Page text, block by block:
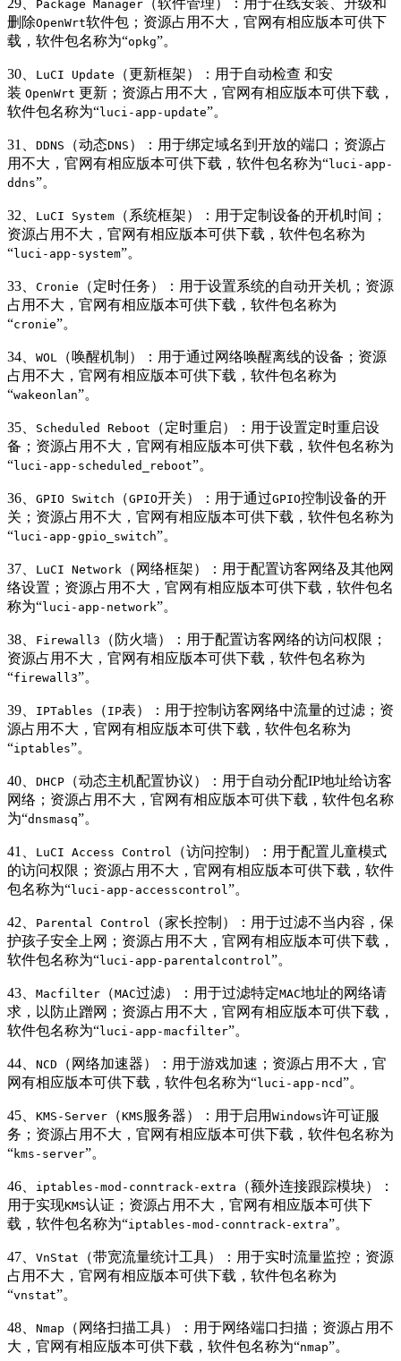
29、 Package Manager （软件管理）：用于在线安装、升级和
删除OpenWrt软件包；资源占用不大，官网有相应版本可供下
载，软件包名称为“opkg”。
30、 LuCI Update
（更新框架）：用于自动检查 和安
装 OpenWrt 更新；资源占用不大，官网有相应版本可供下载，
软件包名称为“luci-app-update”。
31、 DDNS （动态DNS ）：用于绑定域名到开放的端口；资源占
用不大，官网有相应版本可供下载，软件包名称为“luci-app-
ddns”。
32、 LuCI System （系统框架）：用于定制设备的开机时间；
资源占用不大，官网有相应版本可供下载，软件包名称为
“luci-app-system”。
33、 Cronie
（定时任务）：用于设置系统的自动开关机；资源
占用不大，官网有相应版本可供下载，软件包名称为
“cronie”。
34、 WOL （唤醒机制）：用于通过网络唤醒离线的设备；资源
占用不大，官网有相应版本可供下载，软件包名称为
“wakeonlan”。
35、 Scheduled Reboot
（定时重启）：用于设置定时重启设
备；资源占用不大，官网有相应版本可供下载，软件包名称为
“luci-app-scheduled_reboot”。
36、 GPIO Switch （GPIO开关）：用于通过GPIO控制设备的开
关；资源占用不大，官网有相应版本可供下载，软件包名称为
“luci-app-gpio_switch”。
37、 LuCI Network （网络框架）：用于配置访客网络及其他网
络设置；资源占用不大，官网有相应版本可供下载，软件包名
称为“luci-app-network”。
38、 Firewall3
（防火墙）：用于配置访客网络的访问权限；
资源占用不大，官网有相应版本可供下载，软件包名称为
“firewall3”。
39、 IPTables （ IP表）：用于控制访客网络中流量的过滤；资
源占用不大，官网有相应版本可供下载，软件包名称为
“iptables”。
40、 DHCP （动态主机配置协议）：用于自动分配IP地址给访客
网络；资源占用不大，官网有相应版本可供下载，软件包名称
为“dnsmasq”。
41、 LuCI Access Control
（访问控制）：用于配置儿童模式
的访问权限；资源占用不大，官网有相应版本可供下载，软件
包名称为“luci-app-accesscontrol”。
42、 Parental Control
（家长控制）：用于过滤不当内容，保
护孩子安全上网；资源占用不大，官网有相应版本可供下载，
软件包名称为“luci-app-parentalcontrol”。
43、 Macfilter （MAC过滤）：用于过滤特定MAC地址的网络请
求，以防止蹭网；资源占用不大，官网有相应版本可供下载，
软件包名称为“luci-app-macfilter”。
44、 NCD
（网络加速器）：用于游戏加速；资源占用不大，官
网有相应版本可供下载，软件包名称为“luci-app-ncd”。
45、 KMS-Server （KMS 服务器）：用于启用 Windows许可证服
务；资源占用不大，官网有相应版本可供下载，软件包名称为
“kms-server”。
46、 iptables-mod-conntrack-extra
（额外连接跟踪模块）：
用于实现KMS认证；资源占用不大，官网有相应版本可供下
载，软件包名称为“iptables-mod-conntrack-extra”。
47、 VnStat
（带宽流量统计工具）：用于实时流量监控；资源
占用不大，官网有相应版本可供下载，软件包名称为
“vnstat”。
48、 Nmap
（网络扫描工具）：用于网络端口扫描；资源占用不
大，官网有相应版本可供下载，软件包名称为“nmap”。